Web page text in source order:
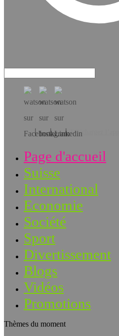
Téléchargez l’app!
Page d'accueil
Suisse
International
Economie
Société
Sport
Divertissement
Blogs
Vidéos
Promotions
Thèmes du moment